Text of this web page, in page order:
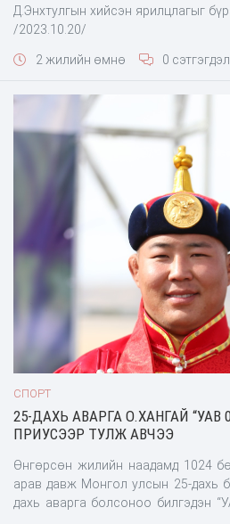
Д.Энхтулгын хийсэн ярилцлагыг
/2023.10.20/
2 жилийн өмнө 0 сэтгэгдэл
СПОРТ
25-ДАХЬ АВАРГА О.ХАНГАЙ “УАВ
ПРИУСЭЭР ТУЛЖ АВЧЭЭ
Өнгөрсөн жилийн наадамд 1024
арав давж Монгол улсын 25-дахь
дахь аварга болсоноо билгэдэн